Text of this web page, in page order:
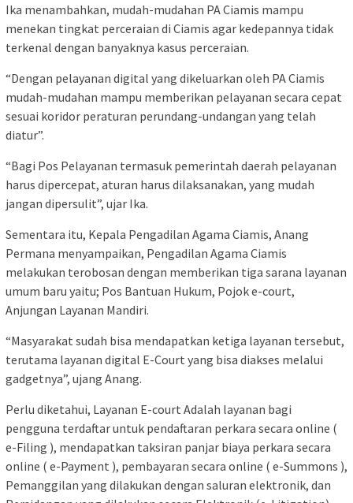
Ika menambahkan, mudah-mudahan PA Ciamis mampu
menekan tingkat perceraian di Ciamis agar kedepannya tidak
terkenal dengan banyaknya kasus perceraian.
“Dengan pelayanan digital yang dikeluarkan oleh PA Ciamis
mudah-mudahan mampu memberikan pelayanan secara cepat
sesuai koridor peraturan perundang-undangan yang telah
diatur”.
“Bagi Pos Pelayanan termasuk pemerintah daerah pelayanan
harus dipercepat, aturan harus dilaksanakan, yang mudah
jangan dipersulit”, ujar Ika.
Sementara itu, Kepala Pengadilan Agama Ciamis, Anang
Permana menyampaikan, Pengadilan Agama Ciamis
melakukan terobosan dengan memberikan tiga sarana layanan
umum baru yaitu; Pos Bantuan Hukum, Pojok e-court,
Anjungan Layanan Mandiri.
“Masyarakat sudah bisa mendapatkan ketiga layanan tersebut,
terutama layanan digital E-Court yang bisa diakses melalui
gadgetnya”, ujang Anang.
Perlu diketahui, Layanan E-court Adalah layanan bagi
pengguna terdaftar untuk pendaftaran perkara secara online (
e-Filing ), mendapatkan taksiran panjar biaya perkara secara
online ( e-Payment ), pembayaran secara online ( e-Summons ),
Pemanggilan yang dilakukan dengan saluran elektronik, dan